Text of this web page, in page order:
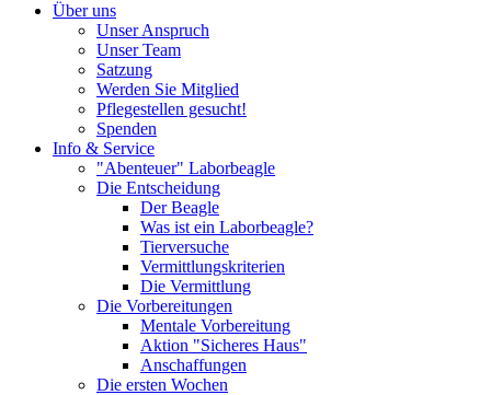
Über uns
Unser Anspruch
Unser Team
Satzung
Werden Sie Mitglied
Pflegestellen gesucht!
Spenden
Info & Service
"Abenteuer" Laborbeagle
Die Entscheidung
Der Beagle
Was ist ein Laborbeagle?
Tierversuche
Vermittlungskriterien
Die Vermittlung
Die Vorbereitungen
Mentale Vorbereitung
Aktion "Sicheres Haus"
Anschaffungen
Die ersten Wochen